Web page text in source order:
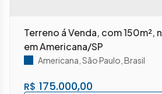
Terreno á Venda, com 150m²,
em Americana/SP
R$ 175.000,00
Americana São Paulo Brasil